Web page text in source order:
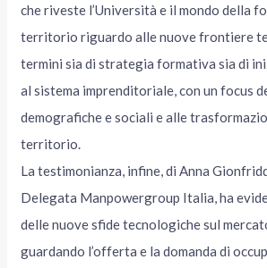
che riveste l’Università e il mondo della
territorio riguardo alle nuove frontiere
termini sia di strategia formativa sia di
al sistema imprenditoriale, con un focus
demografiche e sociali e alle
territorio.
La testimonianza, infine, di Anna
Delegata Manpowergroup Italia, ha
delle nuove sfide tecnologiche sul
guardando l’offerta e la domanda di